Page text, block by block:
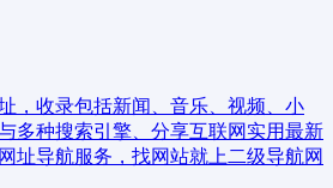
，收录包括新闻、音乐、视频、小
多种搜索引擎、分享互联网实用最新
址导航服务，找网站就上二级导航网